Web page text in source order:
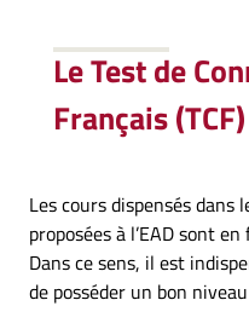
Le Test de
Français (TCF)
Les cours dispensés
proposées à l’EAD sont
Dans ce sens, il est
de posséder un bon